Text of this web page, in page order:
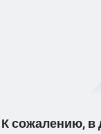
К сожалению, в